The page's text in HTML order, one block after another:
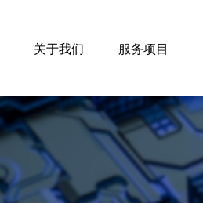
关于我们 服务项目